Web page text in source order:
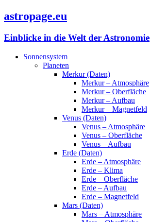
astropage.eu
Einblicke in die Welt der Astronomie
Sonnensystem
Planeten
Merkur (Daten)
Merkur – Atmosphäre
Merkur – Oberfläche
Merkur – Aufbau
Merkur – Magnetfeld
Venus (Daten)
Venus – Atmosphäre
Venus – Oberfläche
Venus – Aufbau
Erde (Daten)
Erde – Atmosphäre
Erde – Klima
Erde – Oberfläche
Erde – Aufbau
Erde – Magnetfeld
Mars (Daten)
Mars – Atmosphäre